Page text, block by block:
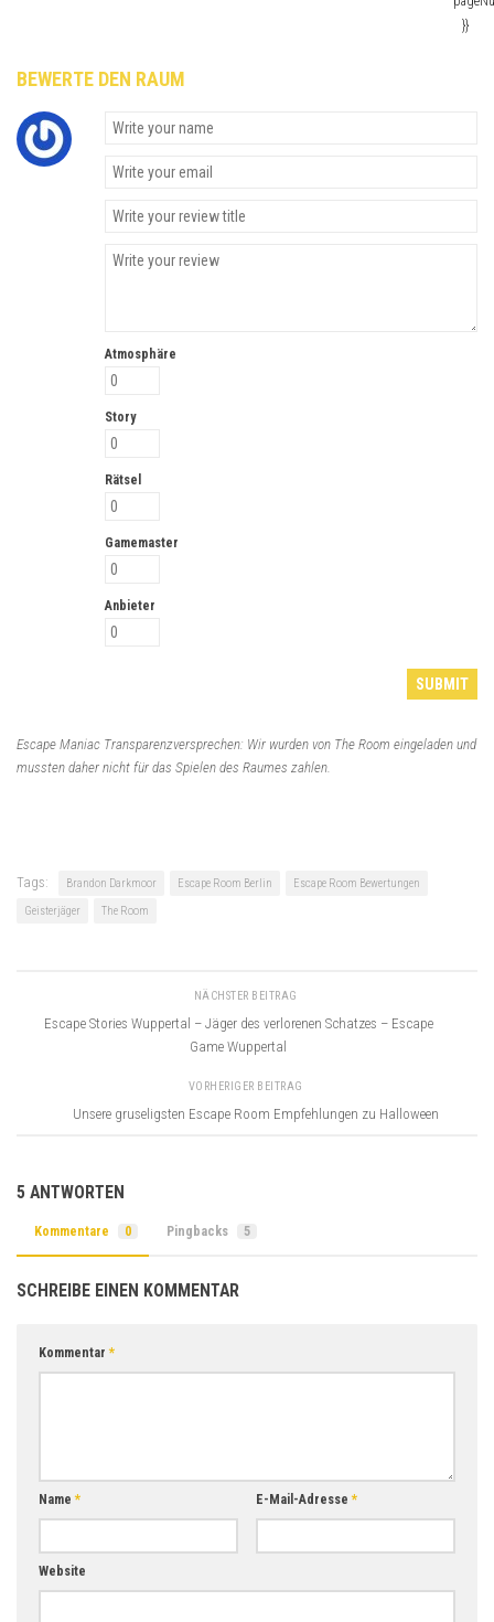
}}
BEWERTE DEN RAUM
Atmosphäre
Story
Rätsel
Gamemaster
Anbieter
Escape Maniac Transparenzversprechen: Wir wurden von The Room eingeladen und
mussten daher nicht für das Spielen des Raumes zahlen.
Tags: Brandon Darkmoor Escape Room Berlin
Escape Room Bewertungen
Geisterjäger
The Room
NÄCHSTER BEITRAG
Escape Stories Wuppertal – Jäger des verlorenen Schatzes – Escape
Game Wuppertal
VORHERIGER BEITRAG
Unsere gruseligsten Escape Room Empfehlungen zu Halloween
5 ANTWORTEN
Kommentare 0 Pingbacks 5
SCHREIBE EINEN KOMMENTAR
Kommentar*
Name* E-Mail-Adresse*
Website